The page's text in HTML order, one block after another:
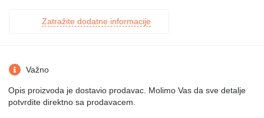
Zatražite dodatne informacije
Važno
Opis proizvoda je dostavio prodavac. Molimo Vas da sve detalje
potvrdite direktno sa prodavacem.